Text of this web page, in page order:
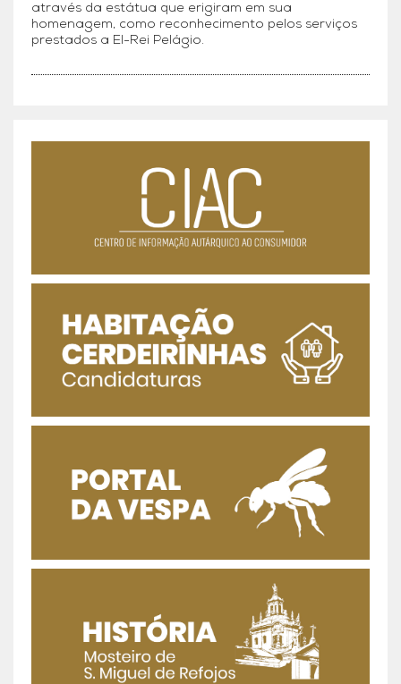
através da estátua que erigiram em sua
homenagem, como reconhecimento pelos serviços
prestados a El-Rei Pelágio.